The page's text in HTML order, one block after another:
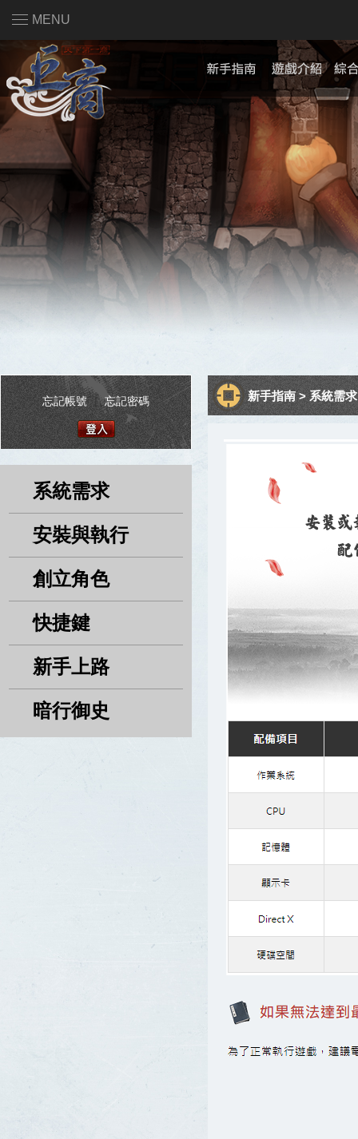
MENU
註冊會員
忘記帳號 | 忘記密碼
系統需求
安裝與執行
創立角色
快捷鍵
新手上路
暗行御史
新手指南 > 系統需求